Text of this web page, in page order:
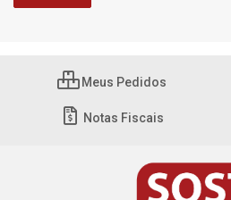
Meus Pedidos
Notas Fiscais